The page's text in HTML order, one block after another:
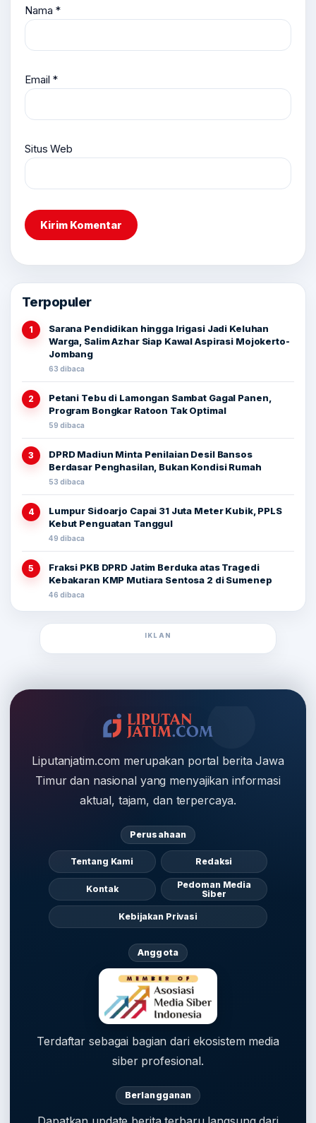
Nama *
Email *
Situs Web
Terpopuler
1
Sarana Pendidikan hingga Irigasi Jadi Keluhan
Warga, Salim Azhar Siap Kawal Aspirasi Mojokerto-
Jombang
63 dibaca
2
Petani Tebu di Lamongan Sambat Gagal Panen,
Program Bongkar Ratoon Tak Optimal
59 dibaca
3
DPRD Madiun Minta Penilaian Desil Bansos
Berdasar Penghasilan, Bukan Kondisi Rumah
53 dibaca
4
Lumpur Sidoarjo Capai 31 Juta Meter Kubik, PPLS
Kebut Penguatan Tanggul
49 dibaca
5
Fraksi PKB DPRD Jatim Berduka atas Tragedi
Kebakaran KMP Mutiara Sentosa 2 di Sumenep
46 dibaca
IKLAN
Liputanjatim.com merupakan portal berita Jawa
Timur dan nasional yang menyajikan informasi
aktual, tajam, dan terpercaya.
Perusahaan
Tentang Kami Redaksi
Kontak
Pedoman Media
Siber
Kebijakan Privasi
Anggota
Terdaftar sebagai bagian dari ekosistem media
siber profesional.
Berlangganan